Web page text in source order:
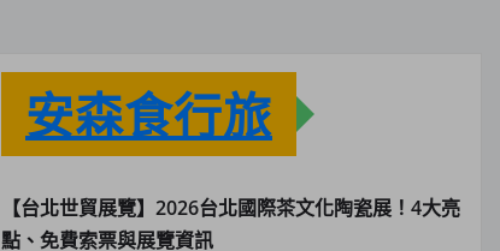
安森食行旅
【台北世貿展覽】2026台北國際茶文化陶瓷展！4大亮
點、免費索票與展覽資訊